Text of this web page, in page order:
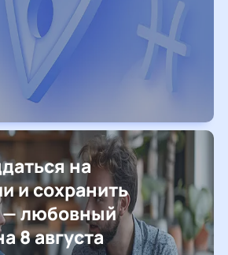
на
и сохранить
любовный
8 августа